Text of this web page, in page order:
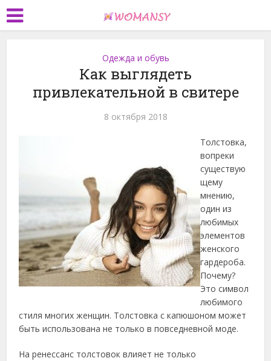
Одежда и обувь
Как выглядеть
привлекательной в свитере
8 октября 2018
Толстовка,
вопреки
существую
щему
мнению,
один из
любимых
элементов
женского
гардероба.
Почему?
Это символ
любимого
стиля многих женщин. Толстовка с капюшоном может
быть использована не только в повседневной моде.
На ренессанс толстовок влияет не только